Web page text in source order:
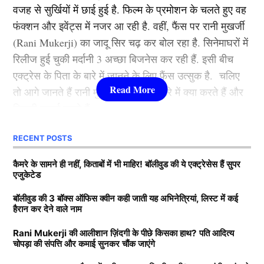
View this post on Instagram
कभी रूकी ही नहीं. गंगुबाई, आर आर आर, राजी, ब्रह्मास्त्र जैसी
फिल्मों से आलिया भट्ट बॉलीवुड की क्वीन बन बैठी. माना जाता है
कि जिस भी फिल्म से आलिया भट्टा का नाम जुड़ता है उसका हिट
होना तय है.
3.श्रद्धा कपूर ( Shraddha Kapoor )
लिस्ट में तीसरे नंबर पर शक्ति कपूर की बेटी श्रद्धा कपूर मौजूद है.
उन्होंने कई हिट फिल्में की है. खूबसूरती के साथ फैंस श्रद्धा को
उनकी एक्टिंग की वजह से भी काफी पसंद करते हैं. उनकी
मासूमियत और सादगी सभी को पसंद आती है. वहीं, श्रद्धा ने अपने
करियर की शुरूआत 2010 में ‘तीन पत्ती’ (Teen Patti) फ़िल्म से
की थी. हालांकि, उनकी यह फिल्म बॉक्स ऑफिस पर कुछ खास
कमाई नहीं कर पाई. वहीं, साल 2013 में आई रोमांटिक फिल्म
‘आशिकी 2’ . जिसकी बदौलत श्रद्धा एक रात में बॉलीवुड
वजह से सुर्खियों में छाई हुई है. फिल्म के प्रमोशन के चलते हुए वह
फंक्शन और इवेंट्स में नजर आ रही है. वहीं, फैंस पर रानी मुखर्जी
(Rani Mukerji) का जादू सिर चढ़ कर बोल रहा है. सिनेमाघरों में
रिलीज हुई चुकी मर्दानी 3 अच्छा बिजनेस कर रही हैं. इसी बीच
एक्ट्रेस के पिता के बारे में जानने के लिए फैंस उत्सुक है. चलिए
तो आगे जानते हैं रानी मुखर्जी के पिता के बारे में क्या करते हैं और
Rani Mukerji के पति के पास कितनी
संपत्ति?
बता दें कि रानी मुखर्जी (Rani Mukerji) के पति का नाम आदित्य
चोपड़ा है. वह करोड़ों की संपत्ति के मालिक हैं. मीडिया रिपोर्ट्स का
दावा है कि आदित्य के पास 7200-7500 करोड़ की संपत्ति है. रानी
के मुखर्जी मशहूर फिल्म प्रोड्यूसर है. जिसकी बदौलत वह हर
RECENT POSTS
कैमरे के सामने ही नहीं, किताबों में भी माहिर! बॉलीवुड की ये एक्ट्रेसेस हैं सुपर
एजुकेटेड
बॉलीवुड की 3 बॉक्स ऑफिस क्वीन कही जाती यह अभिनेत्रियां, लिस्ट में कई
हैरान कर देने वाले नाम
Rani Mukerji की आलीशान ज़िंदगी के पीछे किसका हाथ? पति आदित्य
चोपड़ा की संपत्ति और कमाई सुनकर चौंक जाएंगे